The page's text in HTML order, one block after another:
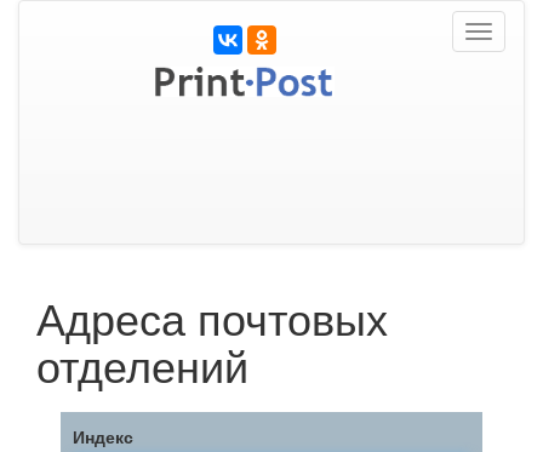
Toggle
Адреса почтовых
отделений
Индекс